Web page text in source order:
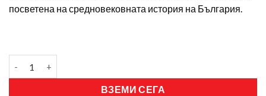
посветена на средновековната история на България.
ВЗЕМИ СЕГА